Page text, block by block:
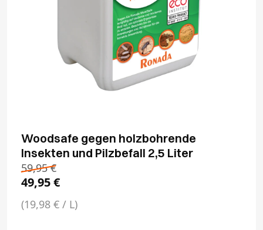
Woodsafe gegen holzbohrende
Insekten und Pilzbefall 2,5 Liter
59,95€
49,95€
(19,98 € / L)